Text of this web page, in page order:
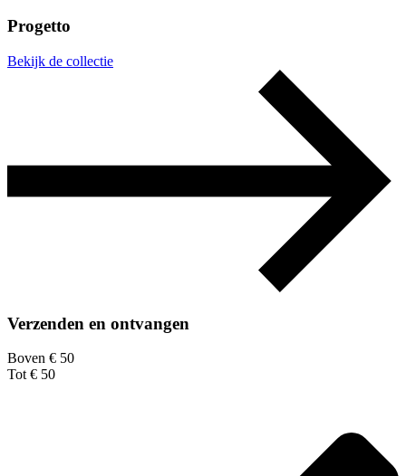
Progetto
Bekijk de collectie
Verzenden en ontvangen
Boven € 50
Tot € 50